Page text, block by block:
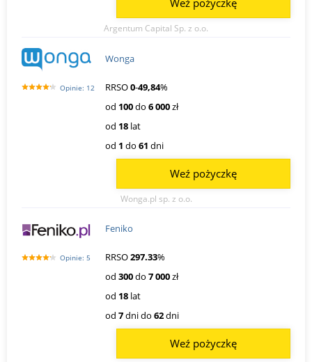
Argentum Capital Sp. z o.o.
Weź pożyczkę
Opinie: 12
Wonga
RRSO0-49,84%
od 100do 6 000zł
od 18 lat
od 1 do 61 dni
Wonga.pl sp. z o.o.
Weź pożyczkę
Opinie: 5
Feniko
RRSO297.33%
od 300do 7 000zł
od 18 lat
od 7dni do 62dni
Weź pożyczkę